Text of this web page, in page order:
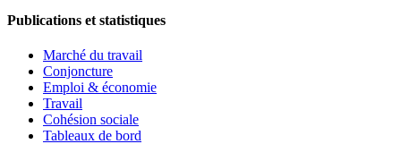
Publications et statistiques
Marché du travail
Conjoncture
Emploi & économie
Travail
Cohésion sociale
Tableaux de bord